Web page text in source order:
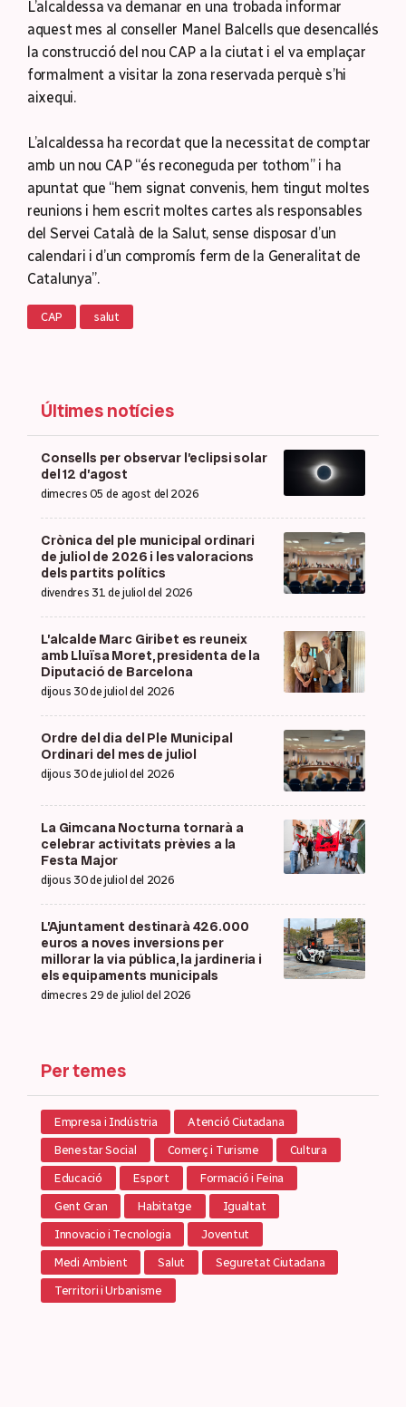
L’alcaldessa va demanar en una trobada informar
aquest mes al conseller Manel Balcells que desencallés
la construcció del nou CAP a la ciutat i el va emplaçar
formalment a visitar la zona reservada perquè s’hi
aixequi.
L’alcaldessa ha recordat que la necessitat de comptar
amb un nou CAP “és reconeguda per tothom” i ha
apuntat que “hem signat convenis, hem tingut moltes
reunions i hem escrit moltes cartes als responsables
del Servei Català de la Salut, sense disposar d’un
calendari i d’un compromís ferm de la Generalitat de
Catalunya”.
CAP salut
Últimes notícies
Consells per observar l’eclipsi solar
del 12 d’agost
dimecres 05 de agost del 2026
Crònica del ple municipal ordinari
de juliol de 2026 i les valoracions
dels partits polítics
divendres 31 de juliol del 2026
L’alcalde Marc Giribet es reuneix
amb Lluïsa Moret, presidenta de la
Diputació de Barcelona
dijous 30 de juliol del 2026
Ordre del dia del Ple Municipal
Ordinari del mes de juliol
dijous 30 de juliol del 2026
La Gimcana Nocturna tornarà a
celebrar activitats prèvies a la
Festa Major
dijous 30 de juliol del 2026
L’Ajuntament destinarà 426.000
euros a noves inversions per
millorar la via pública, la jardineria i
els equipaments municipals
dimecres 29 de juliol del 2026
Per temes
Empresa i Indústria Atenció Ciutadana
Benestar Social Comerç i Turisme Cultura
Educació Esport Formació i Feina
Gent Gran Habitatge Igualtat
Innovacio i Tecnologia Joventut
Medi Ambient Salut Seguretat Ciutadana
Territori i Urbanisme